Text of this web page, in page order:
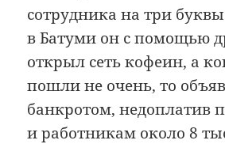
сотрудника на три
в Батуми он с помощью
открыл сеть кофеин, а
пошли не очень, то
банкротом, недоплатив
и работникам около 8